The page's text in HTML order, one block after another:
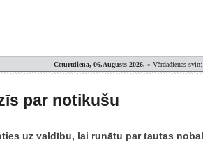
Ceturtdiena, 06.Augusts 2026. » Vārdadienas svin:
par notikušu
uz valdību, lai runātu par tautas